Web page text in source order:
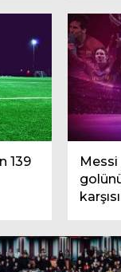
139
Messi
Devlet
mesajı